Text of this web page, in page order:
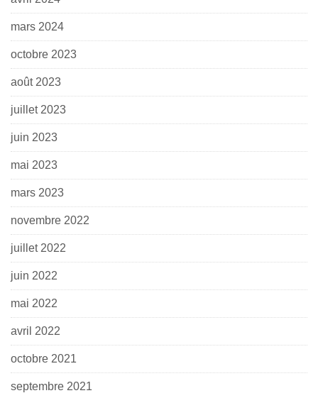
mars 2024
octobre 2023
août 2023
juillet 2023
juin 2023
mai 2023
mars 2023
novembre 2022
juillet 2022
juin 2022
mai 2022
avril 2022
octobre 2021
septembre 2021